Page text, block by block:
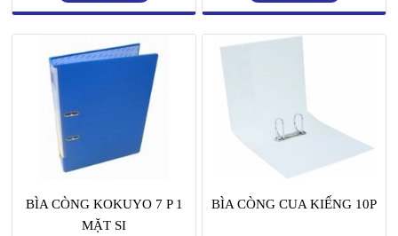
BÌA CÒNG KOKUYO 7 P 1
MẶT SI
BÌA CÒNG CUA KIẾNG 10P